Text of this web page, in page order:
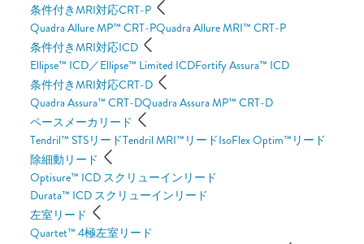
条件付きMRI対応CRT-P
Quadra Allure MP™ CRT-PQuadra Allure MRI™ CRT-P
条件付きMRI対応ICD
Ellipse™ ICD／Ellipse™ Limited ICDFortify Assura™ ICD
条件付きMRI対応CRT-D
Quadra Assura™ CRT-DQuadra Assura MP™ CRT-D
ペースメーカリード
Tendril™ STSリードTendril MRI™リードIsoFlex Optim™リード
除細動リード
Optisure™ ICD スクリューインリード
Durata™ ICD スクリューインリード
左室リード
Quartet™ 4極左室リード